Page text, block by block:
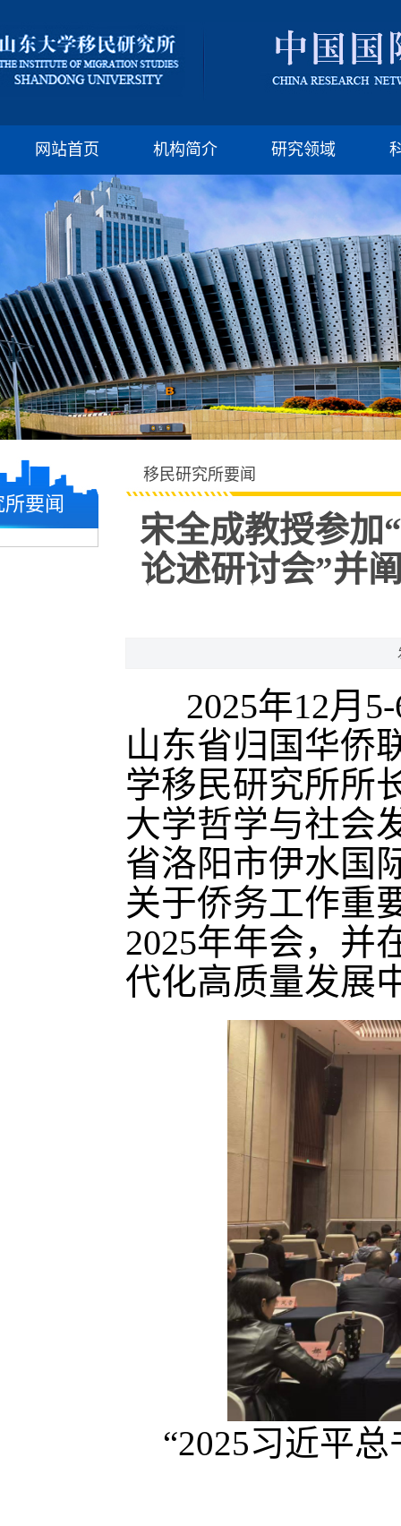
网站首页 机构简介 研究领域
要闻
移民研究所要闻
宋全成教授参加
论述研讨会”并
2025年12月
山东省归国华侨
学移民研究所所
大学哲学与社会
省洛阳市伊水国
关于侨务工作重
2025年年会，并
代化高质量发展
“2025习近平
版权所有：山东
邮编:250100 电话